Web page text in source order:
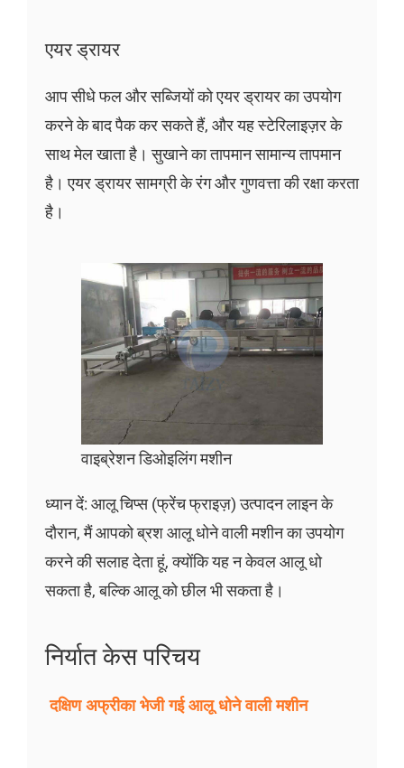
एयर ड्रायर
आप सीधे फल और सब्जियों को एयर ड्रायर का उपयोग
करने के बाद पैक कर सकते हैं, और यह स्टेरिलाइज़र के
साथ मेल खाता है। सुखाने का तापमान सामान्य तापमान
है। एयर ड्रायर सामग्री के रंग और गुणवत्ता की रक्षा करता
है।
वाइब्रेशन डिओइलिंग मशीन
ध्यान दें: आलू चिप्स (फ्रेंच फ्राइज़) उत्पादन लाइन के
दौरान, मैं आपको ब्रश आलू धोने वाली मशीन का उपयोग
करने की सलाह देता हूं, क्योंकि यह न केवल आलू धो
सकता है, बल्कि आलू को छील भी सकता है।
निर्यात केस परिचय
दक्षिण अफ्रीका भेजी गई आलू धोने वाली मशीन